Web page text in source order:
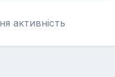
активність